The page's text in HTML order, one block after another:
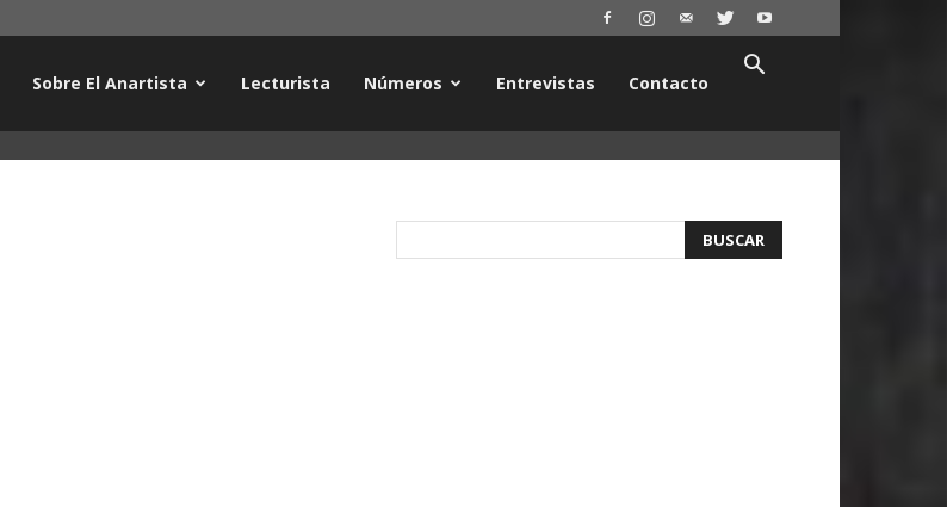
Sobre El Anartista Lecturista Números Entrevistas Contacto